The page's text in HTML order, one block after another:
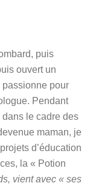
puis
ouvert un
passionne pour
Pendant
dans le cadre des
maman, je
d’éducation
la « Potion
vient avec « ses